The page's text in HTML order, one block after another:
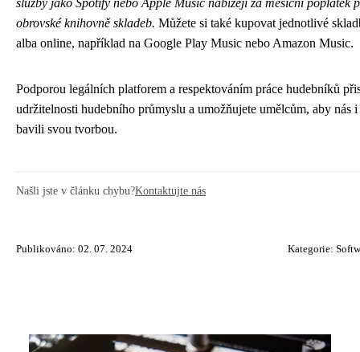
obrovské knihovně skladeb. Můžete si také kupovat jednotlivé
alba online, například na Google Play Music nebo Amazon Music.
Podporou legálních platforem a respektováním práce hudebníků
udržitelnosti hudebního průmyslu a umožňujete umělcům, aby nás i
bavili svou tvorbou.
Našli jste v článku chybu?Kontaktujte nás
Publikováno: 02. 07. 2024 Kategorie: